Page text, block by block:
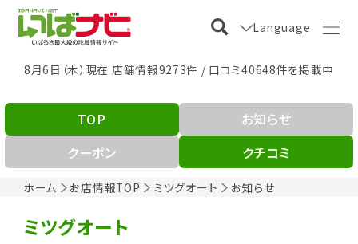
Language
8月6日（木）現在 店舗情報9273件 / 口コミ40648件を掲載中
ホーム お店情報TOP ミツグオート お知らせ
TOP
お知らせ
クーポン
クチコミ
ミツグオート